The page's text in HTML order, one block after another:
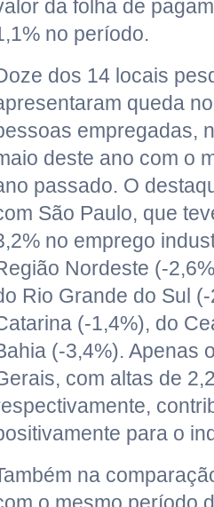
da folha de
no período.
dos 14 locais
queda
empregadas,
deste ano com o
passado. O
São Paulo, que
no emprego
Nordeste (-
Rio Grande do Sul
(-1,4%), do
(-3,4%). Apenas
com altas de
para o
na